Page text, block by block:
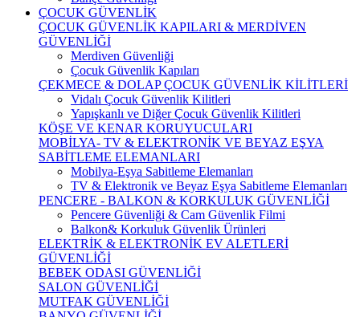
ÇOCUK GÜVENLİK
ÇOCUK GÜVENLİK KAPILARI & MERDİVEN
GÜVENLİĞİ
Merdiven Güvenliği
Çocuk Güvenlik Kapıları
ÇEKMECE & DOLAP ÇOCUK GÜVENLİK KİLİTLERİ
Vidalı Çocuk Güvenlik Kilitleri
Yapışkanlı ve Diğer Çocuk Güvenlik Kilitleri
KÖŞE VE KENAR KORUYUCULARI
MOBİLYA- TV & ELEKTRONİK VE BEYAZ EŞYA
SABİTLEME ELEMANLARI
Mobilya-Eşya Sabitleme Elemanları
TV & Elektronik ve Beyaz Eşya Sabitleme Elemanları
PENCERE - BALKON & KORKULUK GÜVENLİĞİ
Pencere Güvenliği & Cam Güvenlik Filmi
Balkon& Korkuluk Güvenlik Ürünleri
ELEKTRİK & ELEKTRONİK EV ALETLERİ
GÜVENLİĞİ
BEBEK ODASI GÜVENLİĞİ
SALON GÜVENLİĞİ
MUTFAK GÜVENLİĞİ